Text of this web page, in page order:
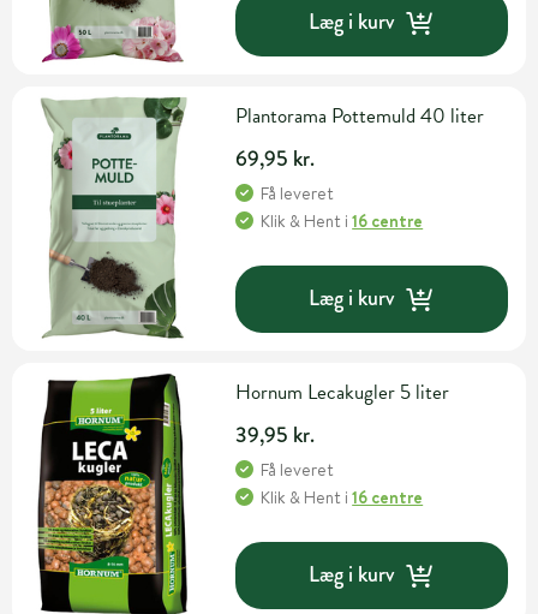
Læg i kurv
Plantorama Pottemuld 40 liter
69,95 kr.
Få leveret
Klik & Hent i16 centre
Læg i kurv
Hornum Lecakugler 5 liter
39,95 kr.
Få leveret
Klik & Hent i16 centre
Læg i kurv